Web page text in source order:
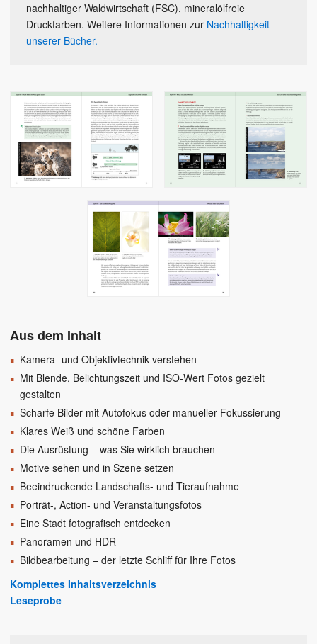
nachhaltiger Waldwirtschaft (FSC), mineralölfreie
Druckfarben. Weitere Informationen zur Nachhaltigkeit
unserer Bücher.
Aus dem Inhalt
Kamera- und Objektivtechnik verstehen
Mit Blende, Belichtungszeit und ISO-Wert Fotos gezielt
gestalten
Scharfe Bilder mit Autofokus oder manueller Fokussierung
Klares Weiß und schöne Farben
Die Ausrüstung – was Sie wirklich brauchen
Motive sehen und in Szene setzen
Beeindruckende Landschafts- und Tieraufnahme
Porträt-, Action- und Veranstaltungsfotos
Eine Stadt fotografisch entdecken
Panoramen und HDR
Bildbearbeitung – der letzte Schliff für Ihre Fotos
Komplettes Inhaltsverzeichnis
Leseprobe